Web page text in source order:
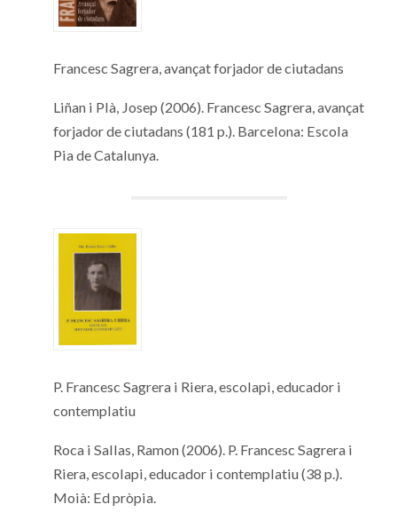
Francesc Sagrera, avançat forjador de ciutadans
Liñan i Plà, Josep (2006). Francesc Sagrera, avançat
forjador de ciutadans (181 p.). Barcelona: Escola
Pia de Catalunya.
P. Francesc Sagrera i Riera, escolapi, educador i
contemplatiu
Roca i Sallas, Ramon (2006). P. Francesc Sagrera i
Riera, escolapi, educador i contemplatiu (38 p.).
Moià: Ed pròpia.